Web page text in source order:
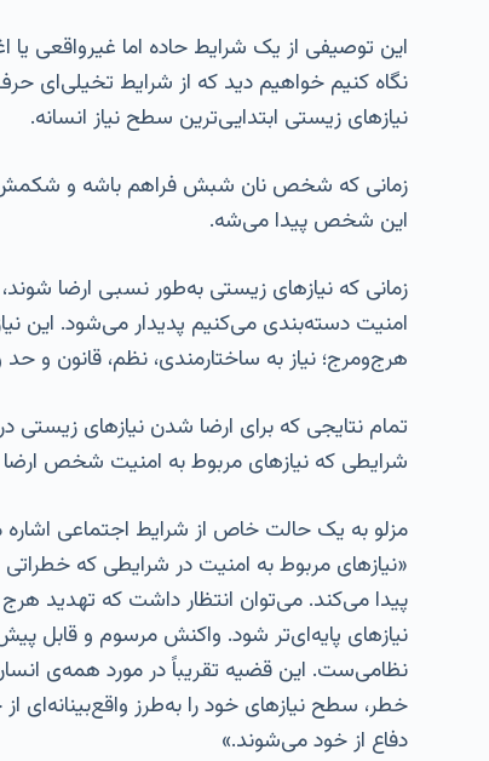
این توصیفی از یک شرایط حاده اما غیرواقعی
نگاه کنیم خواهیم دید که از شرایط تخیلی‌ای
نیازهای زیستی ابتدایی‌ترین سطح نیاز انسانه.
زمانی که شخص نان شبش فراهم باشه و شکمش
این شخص پیدا می‌شه.
زمانی که نیازهای زیستی به‌طور نسبی ارضا
امنیت دسته‌بندی می‌کنیم پدیدار می‌شود. این
هرج‌ومرج؛ نیاز به ساختارمندی، نظم، قانون
تمام نتایجی که برای ارضا شدن نیازهای زیستی
شرایطی که نیازهای مربوط به امنیت شخص
مزلو به یک حالت خاص از شرایط اجتماعی اشاره
«نیازهای مربوط به امنیت در شرایطی که
پیدا می‌کند. می‌توان انتظار داشت که تهدید هرج
نیازهای پایه‌ای‌تر شود. واکنش مرسوم و قابل
نظامی‌ست. این قضیه تقریباً در مورد همه‌ی
خطر، سطح نیازهای خود را به‌طرز واقع‌بینانه‌ای
دفاع از خود می‌شوند.»